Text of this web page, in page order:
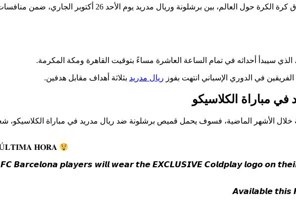
وتقام مباراة كلاسيكو الأرض التي يترقبها عشاق كرة الكرة حول العالم، بين برشلونة وريال مدريد يوم الأحد 26 أكتوبر الجاري، ضمن
سيبدأ أحداثه في تمام الساعة العاشرة مساءً بتوقيت القاهرة ومكة المكرمة.
في الدوري الإسباني انتهت بفوز ريال مدريد بثلاثة أهداف مقابل هدفين.
مباراة الكلاسيكو
خلال الأشهر الماضية، فسوف يحمل قميص برشلونة ضد ريال مدريد في مباراة الكلاسيكو،
𝐇𝐎𝐑𝐀
𝙁𝘾 𝘽𝙖𝙧𝙘𝙚𝙡𝙤𝙣𝙖 𝙥𝙡𝙖𝙮𝙚𝙧𝙨 𝙬𝙞𝙡𝙡 𝙬𝙚𝙖𝙧 𝙩𝙝𝙚 𝙀𝙓𝘾𝙇𝙐𝙎𝙄𝙑𝙀 𝘾𝙤𝙡𝙙𝙥𝙡𝙖𝙮 𝙡𝙤𝙜𝙤 𝙤𝙣
𝘼𝙫𝙖𝙞𝙡𝙖𝙗𝙡𝙚